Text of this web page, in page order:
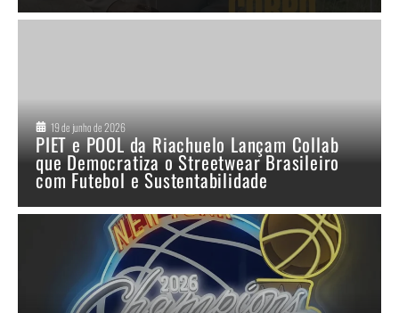
19 de junho de 2026
PIET e POOL da Riachuelo Lançam Collab
que Democratiza o Streetwear Brasileiro
com Futebol e Sustentabilidade